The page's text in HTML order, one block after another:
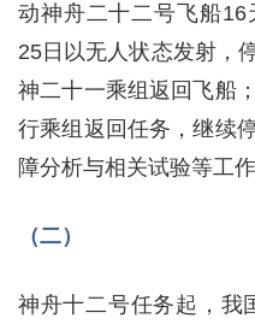
动神舟二十二号飞船16
25日以无人状态发射，
神二十一乘组返回飞船
行乘组返回任务，继续
障分析与相关试验等工
（二）
神舟十二号任务起，我